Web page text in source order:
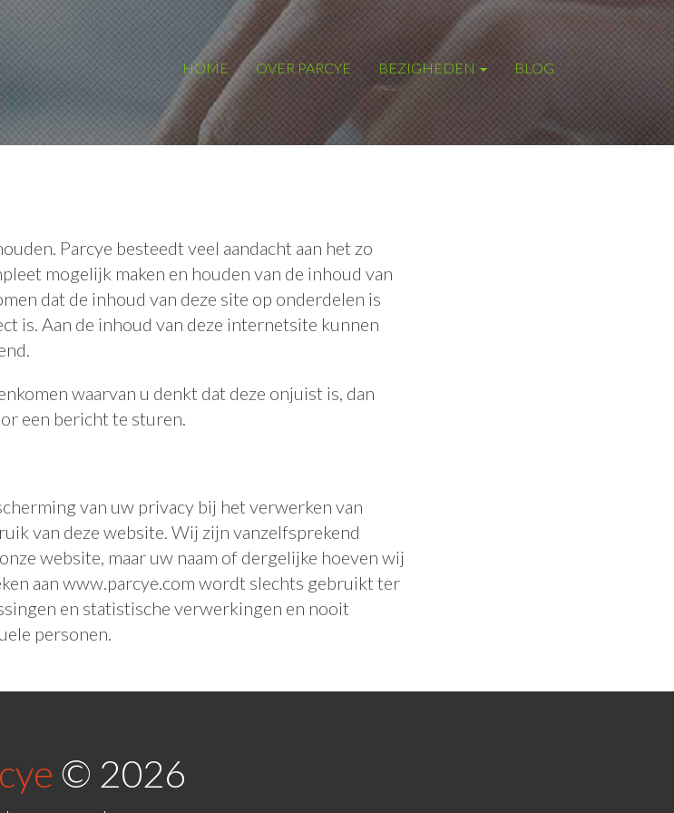
Skip
to
content
HOME OVER PARCYE BEZIGHEDEN BLOG
Parcye besteedt veel aandacht aan het zo
mogelijk maken en houden van de inhoud van
dat de inhoud van deze site op onderdelen is
is. Aan de inhoud van deze internetsite kunnen
waarvan u denkt dat deze onjuist is, dan
een bericht te sturen.
van uw privacy bij het verwerken van
van deze website. Wij zijn vanzelfsprekend
website, maar uw naam of dergelijke hoeven wij
aan www.parcye.com wordt slechts gebruikt ter
en statistische verwerkingen en nooit
personen.
© 2026